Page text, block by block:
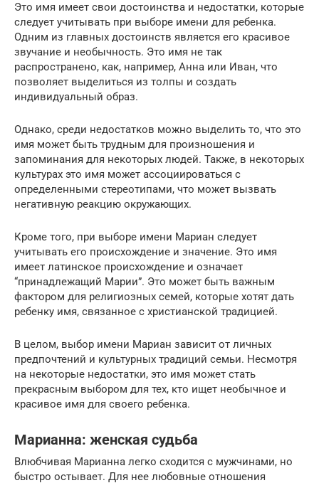
Это имя имеет свои достоинства и недостатки, которые
следует учитывать при выборе имени для ребенка.
Одним из главных достоинств является его красивое
звучание и необычность. Это имя не так
распространено, как, например, Анна или Иван, что
позволяет выделиться из толпы и создать
индивидуальный образ.
Однако, среди недостатков можно выделить то, что это
имя может быть трудным для произношения и
запоминания для некоторых людей. Также, в некоторых
культурах это имя может ассоциироваться с
определенными стереотипами, что может вызвать
негативную реакцию окружающих.
Кроме того, при выборе имени Мариан следует
учитывать его происхождение и значение. Это имя
имеет латинское происхождение и означает
“принадлежащий Марии”. Это может быть важным
фактором для религиозных семей, которые хотят дать
ребенку имя, связанное с христианской традицией.
В целом, выбор имени Мариан зависит от личных
предпочтений и культурных традиций семьи. Несмотря
на некоторые недостатки, это имя может стать
прекрасным выбором для тех, кто ищет необычное и
красивое имя для своего ребенка.
Марианна: женская судьба
Влюбчивая Марианна легко сходится с мужчинами, но
быстро остывает. Для нее любовные отношения